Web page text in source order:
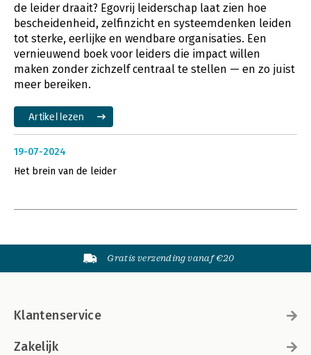
de leider draait? Egovrij leiderschap laat zien hoe
bescheidenheid, zelfinzicht en systeemdenken leiden
tot sterke, eerlijke en wendbare organisaties. Een
vernieuwend boek voor leiders die impact willen
maken zonder zichzelf centraal te stellen — en zo juist
meer bereiken.
Artikel lezen
19-07-2024
Het brein van de leider
Gratis verzending vanaf €20
Klantenservice
Zakelijk